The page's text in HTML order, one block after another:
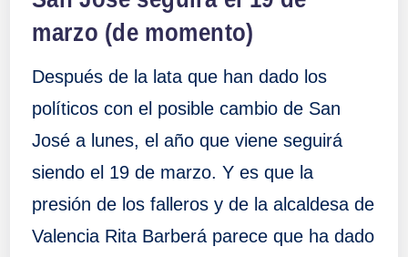
marzo (de momento)
Después de la lata que han dado los
políticos con el posible cambio de San
José a lunes, el año que viene seguirá
siendo el 19 de marzo. Y es que la
presión de los falleros y de la alcaldesa de
Valencia Rita Barberá parece que ha dado